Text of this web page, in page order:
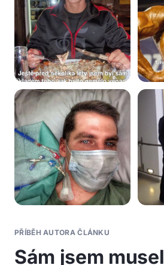
PŘÍBĚH AUTORA ČLÁNKU
Sám jsem musel